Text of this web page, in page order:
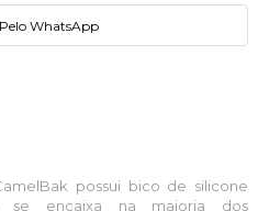
WhatsApp
possui bico de silicone
se encaixa na maioria dos